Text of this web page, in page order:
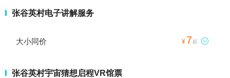
张谷英村电子讲解服务
大小同价 ¥ 7起 
张谷英村宇宙猜想启程VR馆票